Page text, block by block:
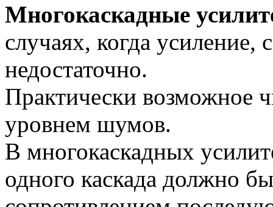
Многокаскадные
случаях, когда усиление,
недостаточно.
Практически возможное
уровнем шумов.
В многокаскадных
одного каскада должно